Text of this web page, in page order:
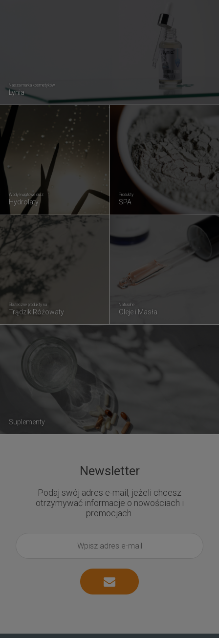
Nasza marka kosmetyków
Lynia
Wody kwiatowe oraz
Hydrolaty
Produkty
SPA
Suplementy
Skuteczne produkty na
Trądzik Różowaty
Naturalne
Oleje i Masła
Newsletter
Podaj swój adres e-mail, jeżeli chcesz
otrzymywać informacje o nowościach i
promocjach.